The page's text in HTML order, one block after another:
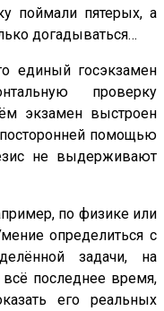
поймали пятерых, а
догадываться…
единый госэкзамен
проверку
экзамен выстроен
помощью
не выдерживают
по физике или
определиться с
задачи, на
последнее время,
его реальных